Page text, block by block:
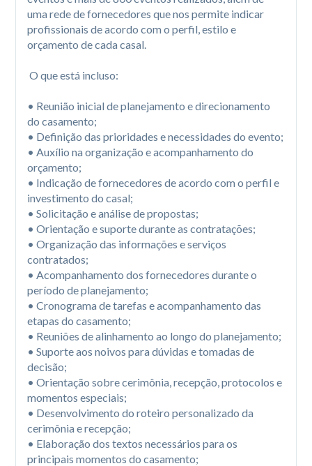
uma rede de fornecedores que nos permite indicar
profissionais de acordo com o perfil, estilo e
orçamento de cada casal.
O que está incluso:
• Reunião inicial de planejamento e direcionamento
do casamento;
• Definição das prioridades e necessidades do evento;
• Auxílio na organização e acompanhamento do
orçamento;
• Indicação de fornecedores de acordo com o perfil e
investimento do casal;
• Solicitação e análise de propostas;
• Orientação e suporte durante as contratações;
• Organização das informações e serviços
contratados;
• Acompanhamento dos fornecedores durante o
período de planejamento;
• Cronograma de tarefas e acompanhamento das
etapas do casamento;
• Reuniões de alinhamento ao longo do planejamento;
• Suporte aos noivos para dúvidas e tomadas de
decisão;
• Orientação sobre cerimônia, recepção, protocolos e
momentos especiais;
• Desenvolvimento do roteiro personalizado da
cerimônia e recepção;
• Elaboração dos textos necessários para os
principais momentos do casamento;